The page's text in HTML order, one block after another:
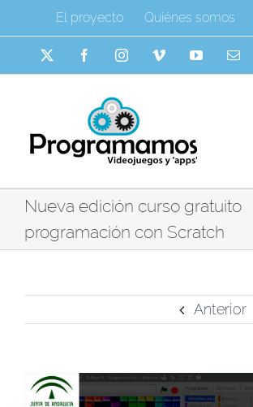
al
contenido
El proyecto Quiénes somos
FacebookInstagramVimeo YouTube
Nueva edición curso gratuito
programación con Scratch
Anterior
Ver